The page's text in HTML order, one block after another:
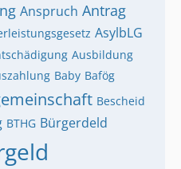
Anspruch Antrag
AsylbLG
Ausbildung
Baby Bafög
Bescheid
BTHG Bürgerdeld